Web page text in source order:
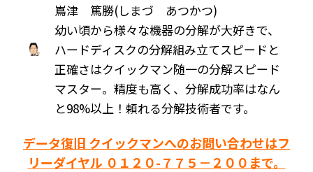
嶌津 篤勝(しまづ あつかつ)
幼い頃から様々な機器の分解が大好きで、
ハードディスクの分解組み立てスピードと
正確さはクイックマン随一の分解スピード
マスター。精度も高く、分解成功率はなん
と98%以上！頼れる分解技術者です。
データ復旧 クイックマンへのお問い合わせはフ
リーダイヤル ０１２０-７７５－２００まで。